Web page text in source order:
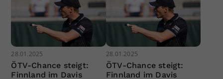
28.01.2025
ÖTV-Chance steigt:
Finnland im Davis
28.01.2025
ÖTV-Chance steigt:
Finnland im Davis